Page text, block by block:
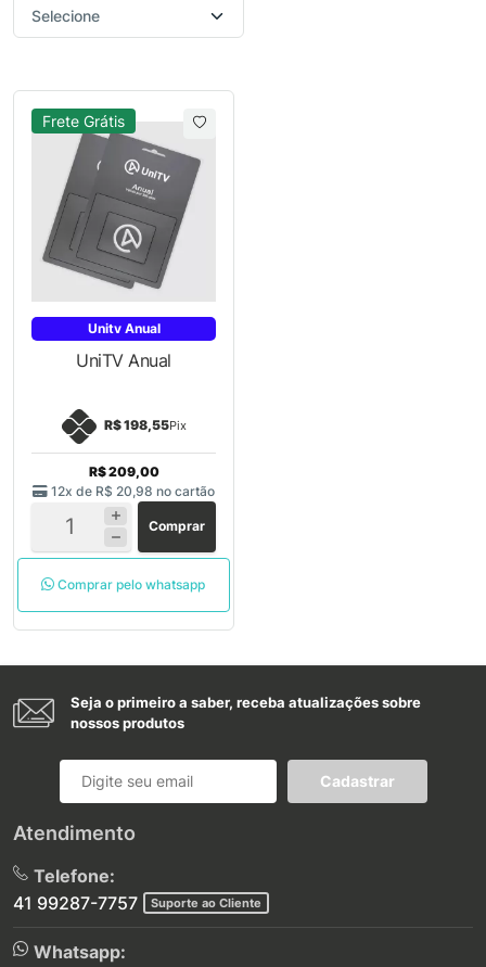
Unitv Anual
Frete Grátis
UniTV Anual
R$ 198,55Pix
R$ 209,00
12x de R$ 20,98 no cartão
Comprar
Comprar pelo whatsapp
Seja o primeiro a saber, receba atualizações sobre
nossos produtos
Cadastrar
Atendimento
Telefone:
41 99287-7757
Suporte ao Cliente
Whatsapp: